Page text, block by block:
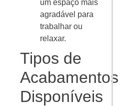
um espaço mais
agradável para
trabalhar ou
relaxar.
Tipos de
Acabamentos
Disponíveis